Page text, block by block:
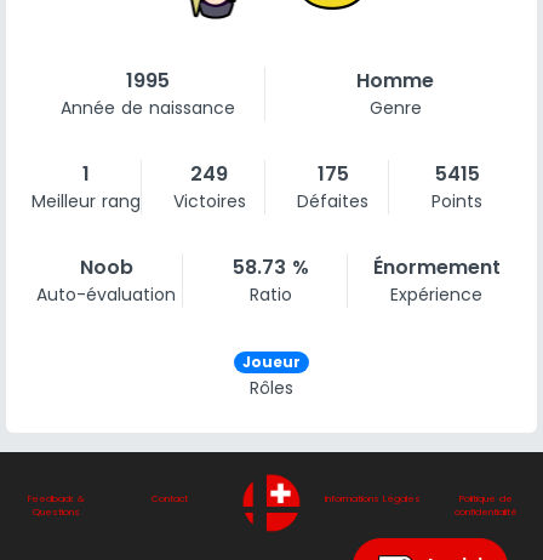
1995
Année de naissance
Homme
Genre
1
Meilleur rang
249
Victoires
175
Défaites
5415
Points
Noob
Auto-évaluation
58.73 %
Ratio
Énormement
Expérience
Joueur
Rôles
Feedback &
Questions
Contact Informations Légales
Politique de
confidentialité